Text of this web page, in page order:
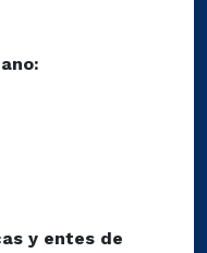
y entes de